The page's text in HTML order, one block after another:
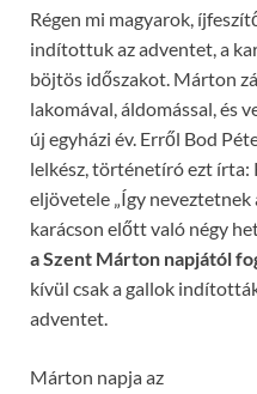
Régen mi magyarok,
indítottuk az adventet, a
böjtös időszakot. Márton
lakomával, áldomással, és
új egyházi év. Erről Bod
lelkész, történetíró ezt írta:
eljövetele „Így
karácson előtt való négy
a Szent Márton napjától
kívül csak a gallok
adventet.
Márton napja az